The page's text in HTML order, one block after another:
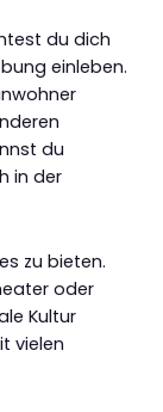
du dich
einleben.
du
in der
zu bieten.
oder
Kultur
vielen